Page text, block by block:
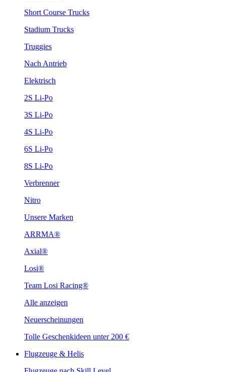
Short Course Trucks
Stadium Trucks
Truggies
Nach Antrieb
Elektrisch
2S Li-Po
3S Li-Po
4S Li-Po
6S Li-Po
8S Li-Po
Verbrenner
Nitro
Unsere Marken
ARRMA®
Axial®
Losi®
Team Losi Racing®
Alle anzeigen
Neuerscheinungen
Tolle Geschenkideen unter 200 €
Flugzeuge & Helis